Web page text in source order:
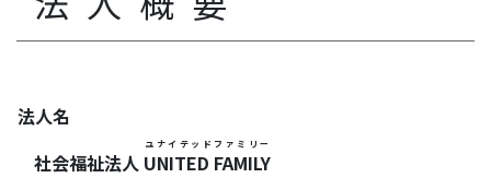
法人名
社会福祉法人 UNITED FAMILY
ユナイテッドファミリー